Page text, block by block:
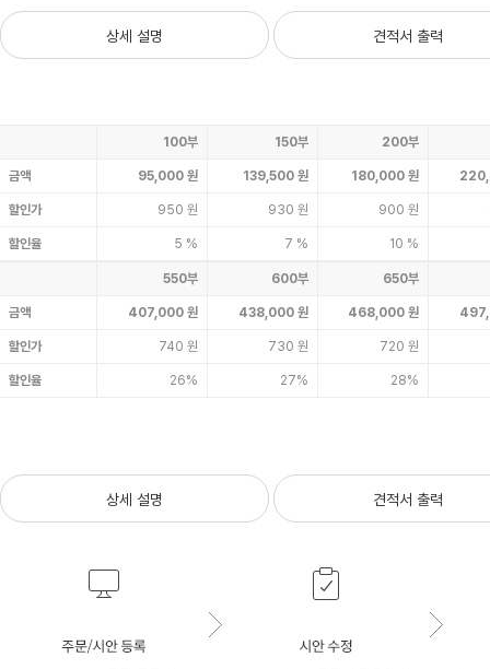
상세 설명 견적서 출력
금액
할인가
할인율
100부
95,000 원
950 원
5 %
150부
139,500 원
930 원
7 %
200부
180,000 원
900 원
10 %
금액
할인가
할인율
550부
407,000 원
740 원
26%
600부
438,000 원
730 원
27%
650부
468,000 원
720 원
28%
상세 설명 견적서 출력